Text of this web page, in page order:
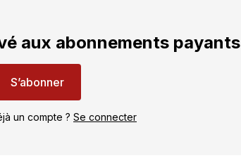
aux abonnements payants
S’abonner
un compte ? Se connecter